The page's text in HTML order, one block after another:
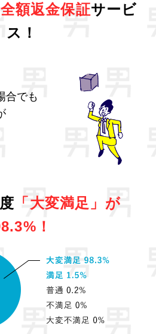
全額返金保証サービ
ス！
合でも
「大変満足」が
！